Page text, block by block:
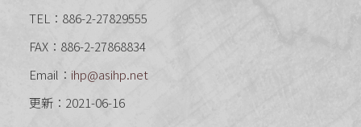
TEL：886-2-27829555
FAX：886-2-27868834
Email： ihp@asihp.net
更新：2021-06-16